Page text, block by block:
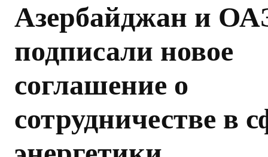
Азербайджан и
подписали новое
соглашение о
сотрудничестве в